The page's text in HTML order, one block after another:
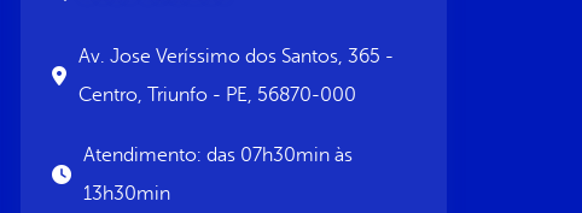
Av. Jose Veríssimo dos Santos, 365 -
Centro, Triunfo - PE, 56870-000
Atendimento: das 07h30min às
13h30min